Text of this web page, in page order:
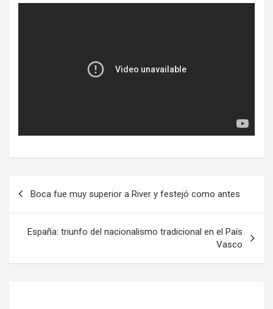
Boca fue muy superior a River y festejó como antes
España: triunfo del nacionalismo tradicional en el País
Vasco